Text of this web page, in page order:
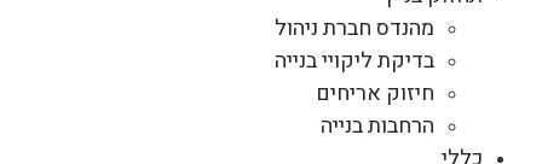
מהנדס חברת ניהול
בדיקת ליקויי בנייה
חיזוק אריחים
הרחבות בנייה